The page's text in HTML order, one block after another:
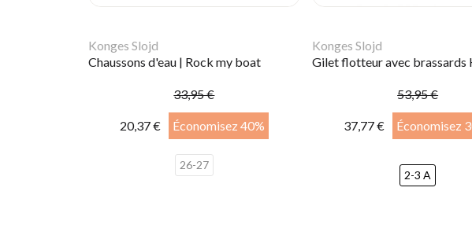
Konges Slojd
Chaussons d'eau | Rock my boat
33,95 €
20,37 € Économisez 40%
26-27
Konges Slojd
53,95 €
37,77 € Économisez
2-3 A